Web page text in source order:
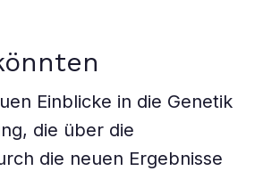
Einblicke in die Genetik
die über die
die neuen Ergebnisse